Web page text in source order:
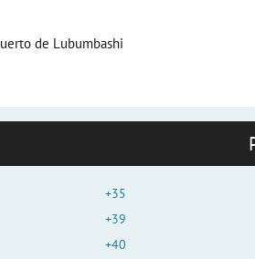
de Lubumbashi
+35
+39
+40